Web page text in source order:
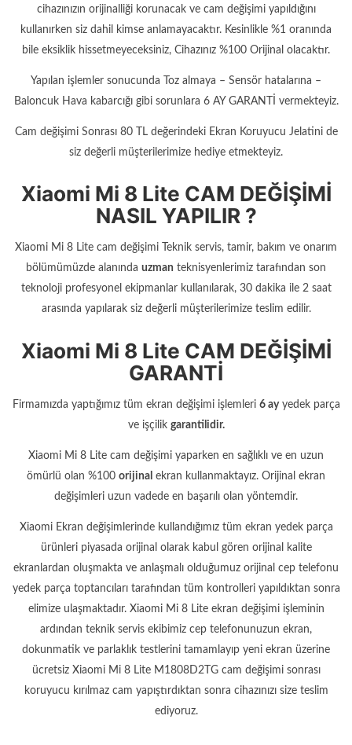
cihazınızın orijinalliği korunacak ve cam değişimi yapıldığını
kullanırken siz dahil kimse anlamayacaktır. Kesinlikle %1 oranında
bile eksiklik hissetmeyeceksiniz, Cihazınız %100 Orijinal olacaktır.
Yapılan işlemler sonucunda Toz almaya – Sensör hatalarına –
Baloncuk Hava kabarcığı gibi sorunlara 6 AY GARANTİ vermekteyiz.
Cam değişimi Sonrası 80 TL değerindeki Ekran Koruyucu Jelatini de
siz değerli müşterilerimize hediye etmekteyiz.
Xiaomi Mi 8 Lite CAM DEĞİŞİMİ
NASIL YAPILIR ?
Xiaomi Mi 8 Lite cam değişimi Teknik servis, tamir, bakım ve onarım
bölümümüzde alanında uzman teknisyenlerimiz tarafından son
teknoloji profesyonel ekipmanlar kullanılarak, 30 dakika ile 2 saat
arasında yapılarak siz değerli müşterilerimize teslim edilir.
Xiaomi Mi 8 Lite CAM DEĞİŞİMİ
GARANTİ
Firmamızda yaptığımız tüm ekran değişimi işlemleri 6 ayyedek parça
ve işçilik garantilidir.
Xiaomi Mi 8 Lite cam değişimi yaparken en sağlıklı ve en uzun
ömürlü olan %100 orijinal ekran kullanmaktayız. Orijinal ekran
değişimleri uzun vadede en başarılı olan yöntemdir.
Xiaomi Ekran değişimlerinde kullandığımız tüm ekran yedek parça
ürünleri piyasada orijinal olarak kabul gören orijinal kalite
ekranlardan oluşmakta ve anlaşmalı olduğumuz orijinal cep telefonu
yedek parça toptancıları tarafından tüm kontrolleri yapıldıktan sonra
elimize ulaşmaktadır. Xiaomi Mi 8 Lite ekran değişimi işleminin
ardından teknik servis ekibimiz cep telefonunuzun ekran,
dokunmatik ve parlaklık testlerini tamamlayıp yeni ekran üzerine
ücretsiz Xiaomi Mi 8 Lite M1808D2TG cam değişimi sonrası
koruyucu kırılmaz cam yapıştırdıktan sonra cihazınızı size teslim
ediyoruz.